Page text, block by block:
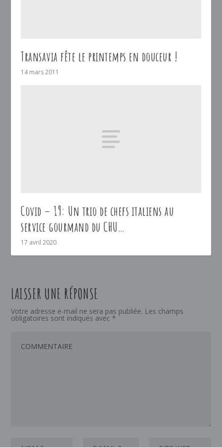
Transavia fête le printemps en douceur !
14 mars 2011
Covid – 19: Un trio de chefs italiens au
service gourmand du CHU…
17 avril 2020
LAISSER UNE RÉPONSE
Votre adresse e-mail ne sera pas publiée. Les champs
obligatoires sont indiqués avec *